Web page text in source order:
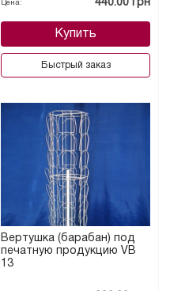
Цена: 440.00 грн
Купить
Быстрый заказ
Вертушка (барабан) под
печатную продукцию VB
13